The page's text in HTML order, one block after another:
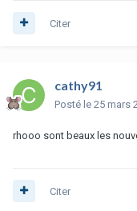
Citer
cathy91
Posté le 25 mars
rhooo sont beaux les
Citer